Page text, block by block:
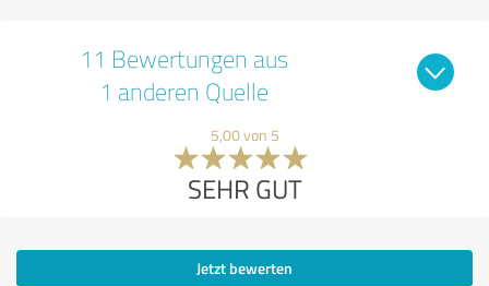
11 Bewertungen aus
1 anderen Quelle
5,00 von 5
SEHR GUT
Jetzt bewerten